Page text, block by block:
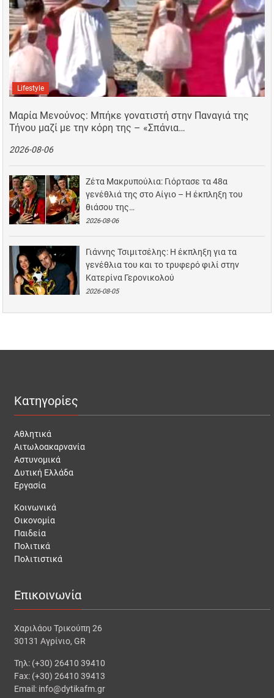
Lifestyle
Μαρία Μενούνος: Μπήκε γονατιστή στην Παναγιά της
Τήνου μαζί με την κόρη της – «Σπάνια…
2026-08-06
Ζέτα Μακρυπούλια: Γιόρτασε τα 48α
γενέθλιά της στο Αίγιο – Η έκπληξη του
θιάσου της…
2026-08-06
Γιάννης Τσιμιτσέλης: Η έκπληξη για τα
γενέθλια του και το τρυφερό φιλί στην
Κατερίνα Γερονικολού
2026-08-05
Κατηγορίες
Αθλητικά
Αιτωλοακαρνανία
Αστυνομικά
Δυτική Ελλάδα
Εργασία
Κοινωνικά
Οικονομία
Παιδεία
Πολιτικά
Πολιτιστικά
Επικοινωνία
Χαριλάου Τρικούπη 26
30131 Αγρίνιο, GR
Τηλ: (+30) 26410 39410
Fax: (+30) 26410 39413
Email: info@dytikafm.gr